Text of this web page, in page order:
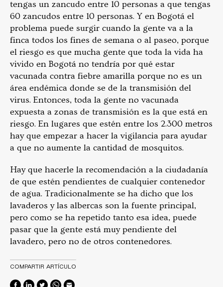
tengas un zancudo entre 10 personas a que tengas
60 zancudos entre 10 personas. Y en Bogotá el
problema puede surgir cuando la gente va a la
finca todos los fines de semana o al paseo, porque
el riesgo es que mucha gente que toda la vida ha
vivido en Bogotá no tendría por qué estar
vacunada contra fiebre amarilla porque no es un
área endémica donde se de la transmisión del
virus. Entonces, toda la gente no vacunada
expuesta a zonas de transmisión es la que está en
riesgo. En lugares que estén entre los 2.300 metros
hay que empezar a hacer la vigilancia para ayudar
a que no aumente la cantidad de mosquitos.
Hay que hacerle la recomendación a la ciudadanía
de que estén pendientes de cualquier contenedor
de agua. Tradicionalmente se ha dicho que los
lavaderos y las albercas son la fuente principal,
pero como se ha repetido tanto esa idea, puede
pasar que la gente está muy pendiente del
lavadero, pero no de otros contenedores.
COMPARTIR ARTÍCULO